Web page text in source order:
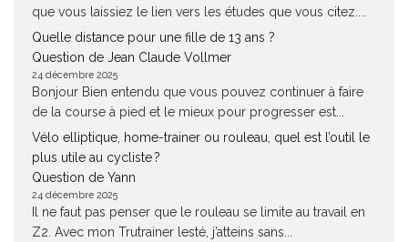
que vous laissiez le lien vers les études que vous citez....
Quelle distance pour une fille de 13 ans ?
Question de Jean Claude Vollmer
24 décembre 2025
Bonjour Bien entendu que vous pouvez continuer à faire
de la course à pied et le mieux pour progresser est...
Vélo elliptique, home-trainer ou rouleau, quel est l’outil le
plus utile au cycliste ?
Question de Yann
24 décembre 2025
Il ne faut pas penser que le rouleau se limite au travail en
Z2. Avec mon Trutrainer lesté, j’atteins sans...